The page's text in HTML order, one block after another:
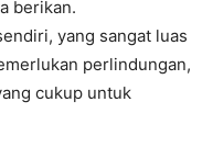
berikan.
yang sangat luas
perlindungan,
cukup untuk